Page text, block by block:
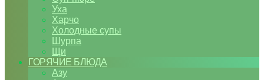
Уха
Харчо
Холодные супы
Шурпа
Щи
ГОРЯЧИЕ БЛЮДА
Азу